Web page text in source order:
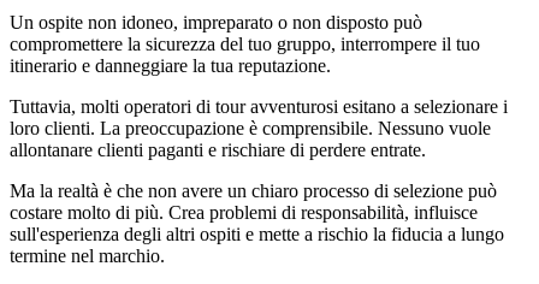
Un ospite non idoneo, impreparato o non disposto può
compromettere la sicurezza del tuo gruppo, interrompere il tuo
itinerario e danneggiare la tua reputazione.
Tuttavia, molti operatori di tour avventurosi esitano a selezionare i
loro clienti. La preoccupazione è comprensibile. Nessuno vuole
allontanare clienti paganti e rischiare di perdere entrate.
Ma la realtà è che non avere un chiaro processo di selezione può
costare molto di più. Crea problemi di responsabilità, influisce
sull'esperienza degli altri ospiti e mette a rischio la fiducia a lungo
termine nel marchio.